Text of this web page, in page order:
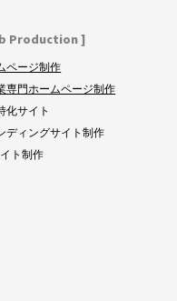
Production ]
ページ制作
専門ホームページ制作
化サイト
ディングサイト制作
ト制作